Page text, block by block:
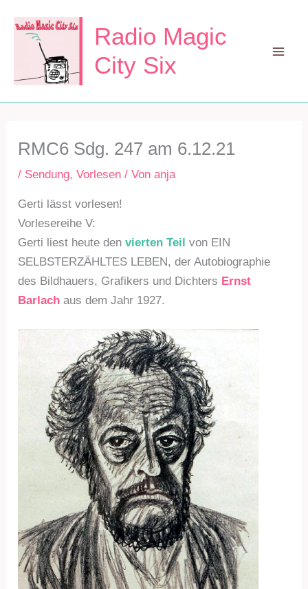
Inhalt
springen
Radio Magic
City Six
RMC6 Sdg. 247 am 6.12.21
/ Sendung,Vorlesen / Vonanja
Gerti lässt vorlesen!
Vorlesereihe V:
Gerti liest heute denvierten Teil von EIN
SELBSTERZÄHLTES LEBEN, der Autobiographie
des Bildhauers, Grafikers und Dichters Ernst
Barlach aus dem Jahr 1927.